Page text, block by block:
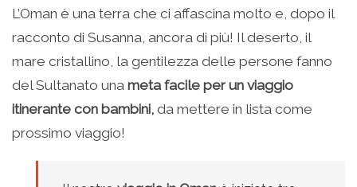
su
Facebook
apre
una
nuova
finestra)
condividere
su
Twitter
(Si
in
una
nuova
finestra)
condividere
su
(Si
in
una
finestra)
condividere
su
(Si
in
una
nuova
finestra)
stampare
(Si
apre
in
nuova
finestra)
L’Oman è una terra che ci affascina molto e, dopo il
racconto di Susanna, ancora di più! Il deserto, il
mare cristallino, la gentilezza delle persone fanno
del Sultanato una meta facile per un viaggio
itinerante con bambini, da mettere in lista come
prossimo viaggio!